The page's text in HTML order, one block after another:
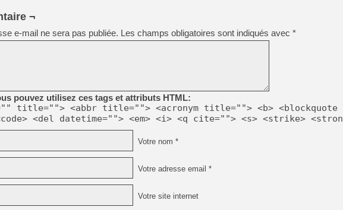
[GK] Beast of
[GK] Mémoire cash -
[GK] Dan Houser (GTA)
[GK] Comment EA Sports
[GK] Crimson Moon : un
[GK] Isle of Reveries : le
[GK] Moonlighter 2 : The
[GK] Capcom relance
[Mo5] Deux inédits du
¬
e-mail ne sera pas publiée. Les champs obligatoires sont indiqués avec *
pouvez utilisez ces tags et attributs HTML:
title=""> <abbr title=""> <acronym title=""> <b> <blockquote
<del datetime=""> <em> <i> <q cite=""> <s> <strike>
Votre nom *
Votre adresse email *
Votre site internet